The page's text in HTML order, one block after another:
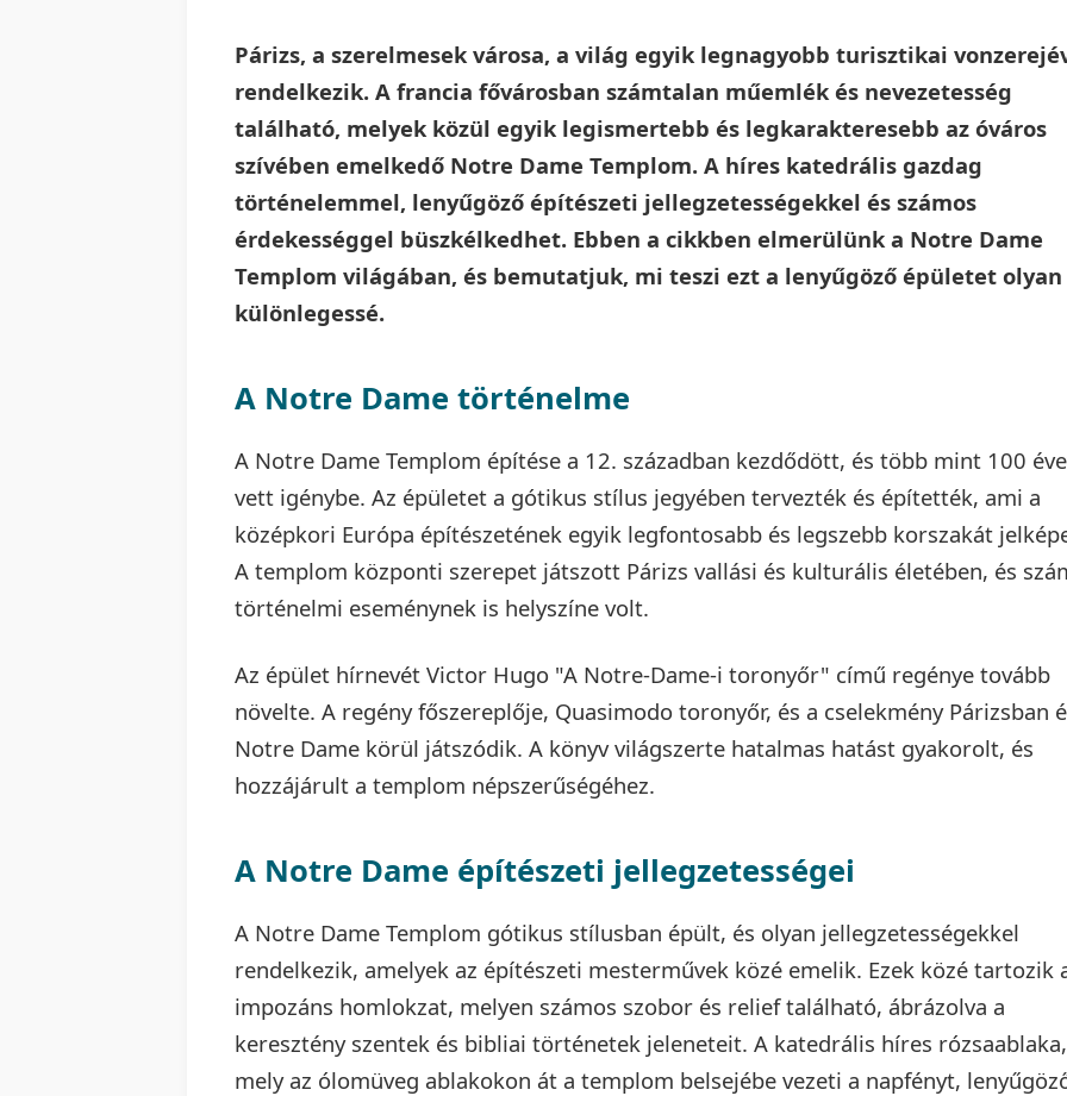
Párizs, a szerelmesek városa, a világ egyik legnagyobb turisztikai
rendelkezik. A francia fővárosban számtalan műemlék és nevezetesség
található, melyek közül egyik legismertebb és legkarakteresebb az óváros
szívében emelkedő Notre Dame Templom. A híres katedrális gazdag
történelemmel, lenyűgöző építészeti jellegzetességekkel és számos
érdekességgel büszkélkedhet. Ebben a cikkben elmerülünk a Notre Dame
Templom világában, és bemutatjuk, mi teszi ezt a lenyűgöző épületet olyan
különlegessé.
A Notre Dame történelme
A Notre Dame Templom építése a 12. században kezdődött, és több mint 100
vett igénybe. Az épületet a gótikus stílus jegyében tervezték és építették, ami a
középkori Európa építészetének egyik legfontosabb és legszebb korszakát
A templom központi szerepet játszott Párizs vallási és kulturális életében, és
történelmi eseménynek is helyszíne volt.
Az épület hírnevét Victor Hugo "A Notre-Dame-i toronyőr" című regénye tovább
növelte. A regény főszereplője, Quasimodo toronyőr, és a cselekmény Párizsban
Notre Dame körül játszódik. A könyv világszerte hatalmas hatást gyakorolt, és
hozzájárult a templom népszerűségéhez.
A Notre Dame építészeti jellegzetességei
A Notre Dame Templom gótikus stílusban épült, és olyan jellegzetességekkel
rendelkezik, amelyek az építészeti mesterművek közé emelik. Ezek közé tartozik
impozáns homlokzat, melyen számos szobor és relief található, ábrázolva a
keresztény szentek és bibliai történetek jeleneteit. A katedrális híres rózsaablaka,
mely az ólomüveg ablakokon át a templom belsejébe vezeti a napfényt,